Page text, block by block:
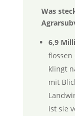
Was
6,9
flossen
klingt
mit
ist sie